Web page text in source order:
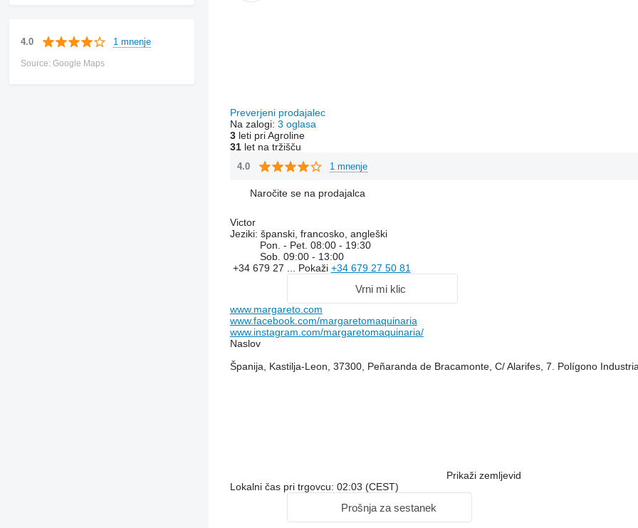
4.0 1 mnenje
Source: Google Maps
Preverjeni prodajalec
Na zalogi: 3 oglasa
3leti pri Agroline
31let na tržišču
4.0 1 mnenje
Naročite se na prodajalca
Victor
Jeziki: španski, francosko, angleški
Pon. - Pet. 08:00 - 19:30
Sob. 09:00 - 13:00
+34 679 27 ... Pokaži +34 679 27 50 81
Vrni mi klic
www.margareto.com
www.facebook.com/margaretomaquinaria
www.instagram.com/margaretomaquinaria/
Naslov
Španija, Kastilja-Leon, 37300, Peñaranda de Bracamonte, C/ Alarifes, 7. Polígono
Prikaži zemljevid
Lokalni čas pri trgovcu: 02:03 (CEST)
Prošnja za sestanek